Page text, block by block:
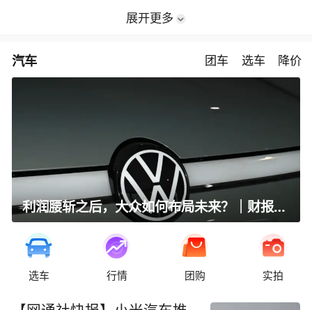
展开更多
汽车 团车 选车 降价
利润腰斩之后，大众如何布局未来？｜财报全视角
选车 行情 团购 实拍